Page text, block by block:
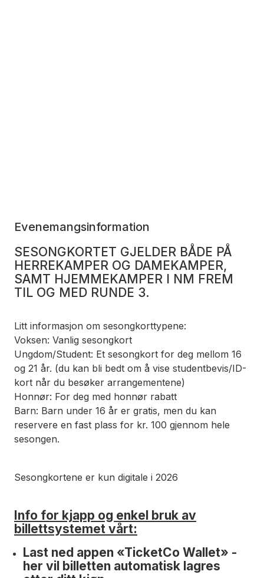
Evenemangsinformation
SESONGKORTET GJELDER BÅDE PÅ
HERREKAMPER OG DAMEKAMPER,
SAMT HJEMMEKAMPER I NM FREM
TIL OG MED RUNDE 3.
Litt informasjon om sesongkorttypene:
Voksen: Vanlig sesongkort
Ungdom/Student: Et sesongkort for deg mellom 16
og 21 år. (du kan bli bedt om å vise studentbevis/ID-
kort når du besøker arrangementene)
Honnør: For deg med honnør rabatt
Barn: Barn under 16 år er gratis, men du kan
reservere en fast plass for kr. 100 gjennom hele
sesongen.
Sesongkortene er kun digitale i 2026
Info for kjapp og enkel bruk av
billettsystemet vårt:
Last ned appen «TicketCo Wallet» -
her vil billetten automatisk lagres